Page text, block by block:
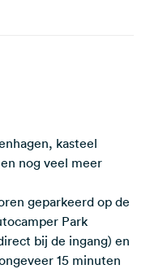
kasteel
nog veel meer
geparkeerd op de
Park
bij de ingang) en
15 minuten